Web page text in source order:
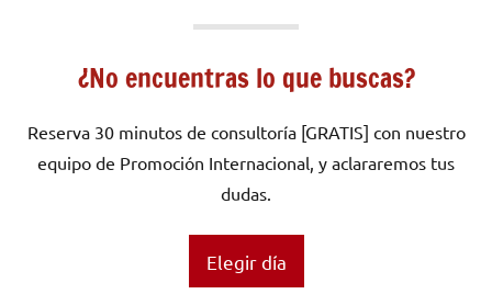
¿No encuentras lo que buscas?
Reserva 30 minutos de consultoría [GRATIS] con nuestro
equipo de Promoción Internacional, y aclararemos tus
dudas.
Elegir día